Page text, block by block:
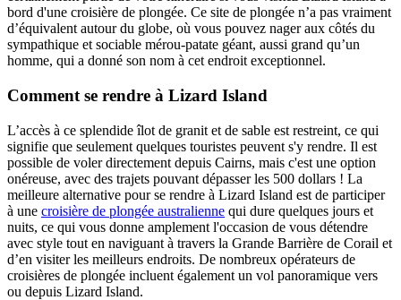
bord d'une croisière de plongée. Ce site de plongée n’a pas vraiment
d’équivalent autour du globe, où vous pouvez nager aux côtés du
sympathique et sociable mérou-patate géant, aussi grand qu’un
homme, qui a donné son nom à cet endroit exceptionnel.
Comment se rendre à Lizard Island
L’accès à ce splendide îlot de granit et de sable est restreint, ce qui
signifie que seulement quelques touristes peuvent s'y rendre. Il est
possible de voler directement depuis Cairns, mais c'est une option
onéreuse, avec des trajets pouvant dépasser les 500 dollars ! La
meilleure alternative pour se rendre à Lizard Island est de participer
à une croisière de plongée australienne qui dure quelques jours et
nuits, ce qui vous donne amplement l'occasion de vous détendre
avec style tout en naviguant à travers la Grande Barrière de Corail et
d’en visiter les meilleurs endroits. De nombreux opérateurs de
croisières de plongée incluent également un vol panoramique vers
ou depuis Lizard Island.